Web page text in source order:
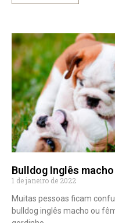
Bulldog Inglês
1 de janeiro de 2022
Muitas pessoas ficam
bulldog inglês macho ou